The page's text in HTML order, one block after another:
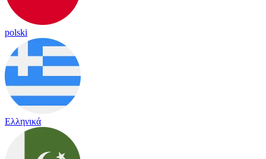
polski
Ελληνικά